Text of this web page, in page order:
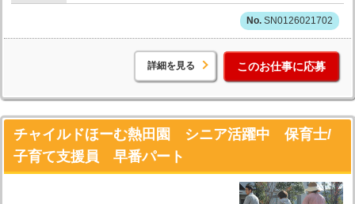
SN0126021702
詳細を見る このお仕事に応募
チャイルドほーむ熱田園 シニア活躍中 保育士/
子育て支援員 早番パート